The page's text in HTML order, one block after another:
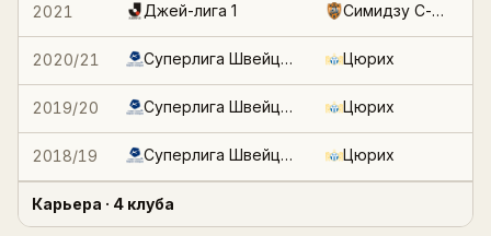
2021 Джей-лига 1 Симидзу С-Палс
2020/21 Суперлига Швейцария Цюрих
2019/20 Суперлига Швейцария Цюрих
2018/19 Суперлига Швейцария Цюрих
Карьера · 4 клуба